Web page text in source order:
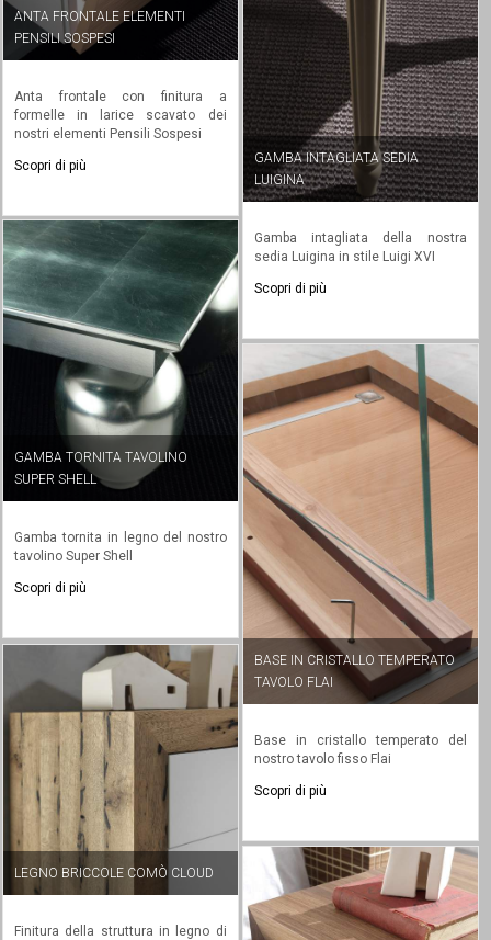
GAMBA INTAGLIATA SEDIA
LUIGINA
Gamba intagliata della nostra
sedia Luigina in stile Luigi XVI
Scopri di più
ANTA FRONTALE ELEMENTI
PENSILI SOSPESI
Anta frontale con finitura a
formelle in larice scavato dei
nostri elementi Pensili Sospesi
Scopri di più
GAMBA TORNITA TAVOLINO
SUPER SHELL
Gamba tornita in legno del nostro
tavolino Super Shell
Scopri di più
BASE IN CRISTALLO TEMPERATO
TAVOLO FLAI
Base in cristallo temperato del
nostro tavolo fisso Flai
Scopri di più
LEGNO BRICCOLE COMÒ CLOUD
Finitura della struttura in legno di